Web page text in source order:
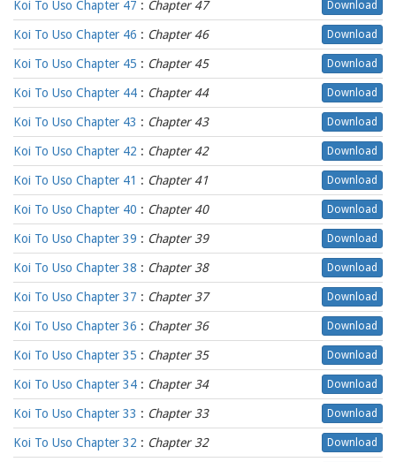
Koi To Uso Chapter 47 : Chapter 47 Download
Koi To Uso Chapter 46 : Chapter 46 Download
Koi To Uso Chapter 45 : Chapter 45 Download
Koi To Uso Chapter 44 : Chapter 44 Download
Koi To Uso Chapter 43 : Chapter 43 Download
Koi To Uso Chapter 42 : Chapter 42 Download
Koi To Uso Chapter 41 : Chapter 41 Download
Koi To Uso Chapter 40 : Chapter 40 Download
Koi To Uso Chapter 39 : Chapter 39 Download
Koi To Uso Chapter 38 : Chapter 38 Download
Koi To Uso Chapter 37 : Chapter 37 Download
Koi To Uso Chapter 36 : Chapter 36 Download
Koi To Uso Chapter 35 : Chapter 35 Download
Koi To Uso Chapter 34 : Chapter 34 Download
Koi To Uso Chapter 33 : Chapter 33 Download
Koi To Uso Chapter 32 : Chapter 32 Download